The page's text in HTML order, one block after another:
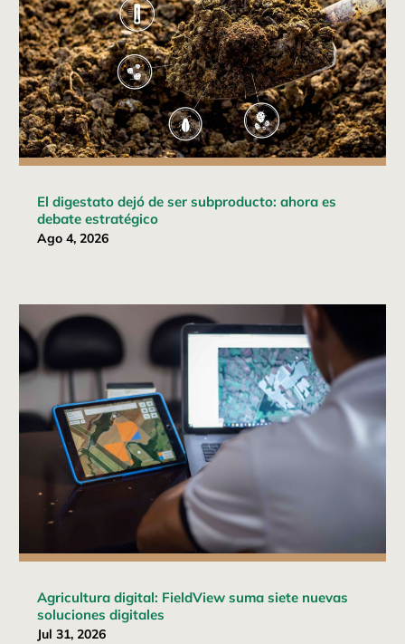
El digestato dejó de ser subproducto: ahora es
debate estratégico
Ago 4, 2026
Agricultura digital: FieldView suma siete nuevas
soluciones digitales
Jul 31, 2026